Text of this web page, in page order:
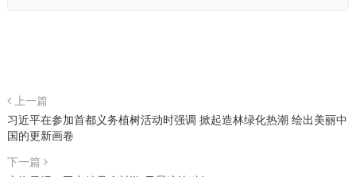
上一篇
习近平在参加首都义务植树活动时强调 掀起造林绿化热潮 绘出美丽中
国的更新画卷
下一篇